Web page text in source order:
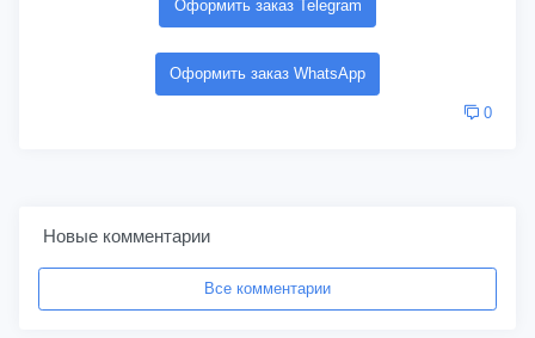
Оформить заказ Telegram
Оформить заказ WhatsApp
0
Новые комментарии
Все комментарии